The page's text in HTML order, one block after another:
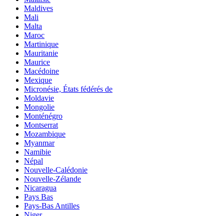
Maldives
Mali
Malta
Maroc
Martinique
Mauritanie
Maurice
Macédoine
Mexique
Micronésie, États fédérés de
Moldavie
Mongolie
Monténégro
Montserrat
Mozambique
Myanmar
Namibie
Népal
Nouvelle-Calédonie
Nouvelle-Zélande
Nicaragua
Pays Bas
Pays-Bas Antilles